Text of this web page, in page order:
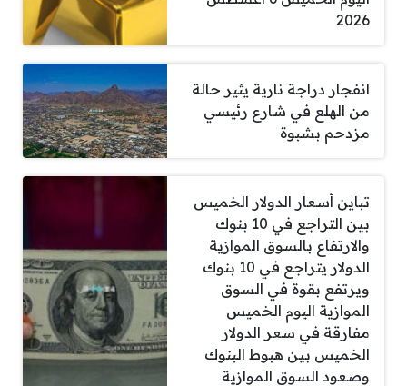
2026
انفجار دراجة نارية يثير حالة
من الهلع في شارع رئيسي
مزدحم بشبوة
تباين أسعار الدولار الخميس
بين التراجع في 10 بنوك
والارتفاع بالسوق الموازية
الدولار يتراجع في 10 بنوك
ويرتفع بقوة في السوق
الموازية اليوم الخميس
مفارقة في سعر الدولار
الخميس بين هبوط البنوك
وصعود السوق الموازية